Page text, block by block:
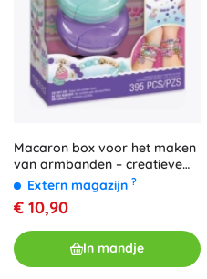
Macaron box voor het maken
van armbanden – creatieve
set voor kinderen
Extern magazijn ?
€ 10,90
In mandje